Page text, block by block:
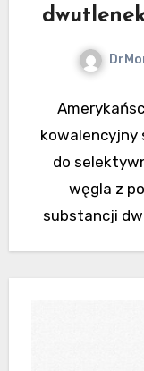
kowalencyjny
do
węgla z
substancji